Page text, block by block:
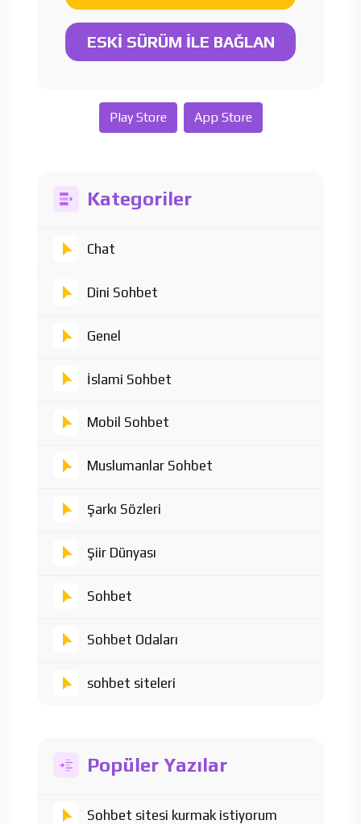
ESKİ SÜRÜM İLE BAĞLAN
Play Store App Store
Kategoriler
Chat
Dini Sohbet
Genel
İslami Sohbet
Mobil Sohbet
Muslumanlar Sohbet
Şarkı Sözleri
Şiir Dünyası
Sohbet
Sohbet Odaları
sohbet siteleri
Popüler Yazılar
Sohbet sitesi kurmak istiyorum